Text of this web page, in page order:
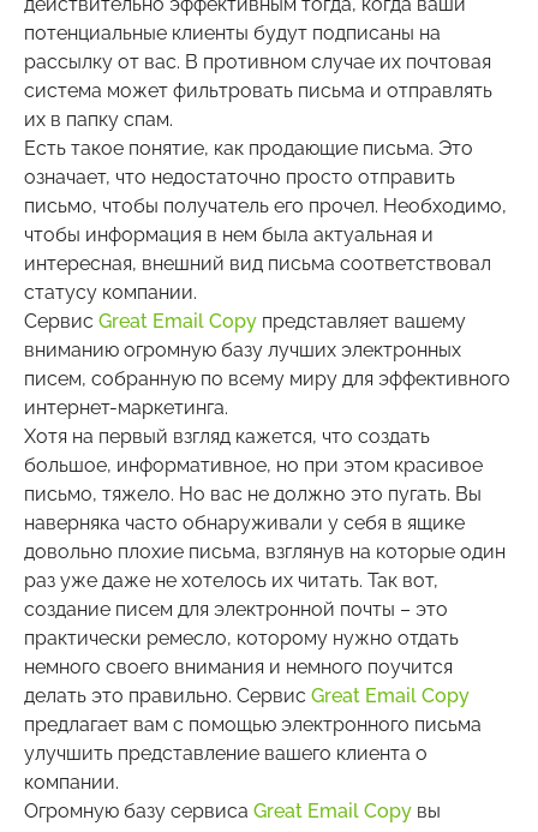
потенциальные клиенты будут подписаны на
рассылку от вас. В противном случае их почтовая
система может фильтровать письма и отправлять
их в папку спам.
Есть такое понятие, как продающие письма. Это
означает, что недостаточно просто отправить
письмо, чтобы получатель его прочел. Необходимо,
чтобы информация в нем была актуальная и
интересная, внешний вид письма соответствовал
статусу компании.
Сервис Great Email Copy представляет вашему
вниманию огромную базу лучших электронных
писем, собранную по всему миру для эффективного
интернет-маркетинга.
Хотя на первый взгляд кажется, что создать
большое, информативное, но при этом красивое
письмо, тяжело. Но вас не должно это пугать. Вы
наверняка часто обнаруживали у себя в ящике
довольно плохие письма, взглянув на которые один
раз уже даже не хотелось их читать. Так вот,
создание писем для электронной почты – это
практически ремесло, которому нужно отдать
немного своего внимания и немного поучится
делать это правильно. Сервис Great Email Copy
предлагает вам с помощью электронного письма
улучшить представление вашего клиента о
компании.
Огромную базу сервиса Great Email Copy вы